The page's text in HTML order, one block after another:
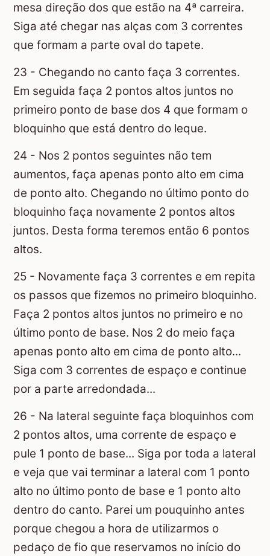
mesa direção dos que estão na 4ª carreira.
Siga até chegar nas alças com 3 correntes
que formam a parte oval do tapete.
23 - Chegando no canto faça 3 correntes.
Em seguida faça 2 pontos altos juntos no
primeiro ponto de base dos 4 que formam o
bloquinho que está dentro do leque.
24 - Nos 2 pontos seguintes não tem
aumentos, faça apenas ponto alto em cima
de ponto alto. Chegando no último ponto do
bloquinho faça novamente 2 pontos altos
juntos. Desta forma teremos então 6 pontos
altos.
25 - Novamente faça 3 correntes e em repita
os passos que fizemos no primeiro bloquinho.
Faça 2 pontos altos juntos no primeiro e no
último ponto de base. Nos 2 do meio faça
apenas ponto alto em cima de ponto alto...
Siga com 3 correntes de espaço e continue
por a parte arredondada...
26 - Na lateral seguinte faça bloquinhos com
2 pontos altos, uma corrente de espaço e
pule 1 ponto de base... Siga por toda a lateral
e veja que vai terminar a lateral com 1 ponto
alto no último ponto de base e 1 ponto alto
dentro do canto. Parei um pouquinho antes
porque chegou a hora de utilizarmos o
pedaço de fio que reservamos no início do